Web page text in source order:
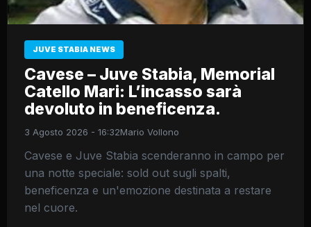
JUVE STABIA NEWS
Cavese – Juve Stabia, Memorial
Catello Mari: L’incasso sarà
devoluto in beneficenza.
3 Agosto 2026 - 16:32Mario Vollono
Cavese e Juve Stabia scenderanno in campo per
una notte speciale: sold out sugli spalti,
beneficenza e un'emozione destinata a restare
nel cuore.